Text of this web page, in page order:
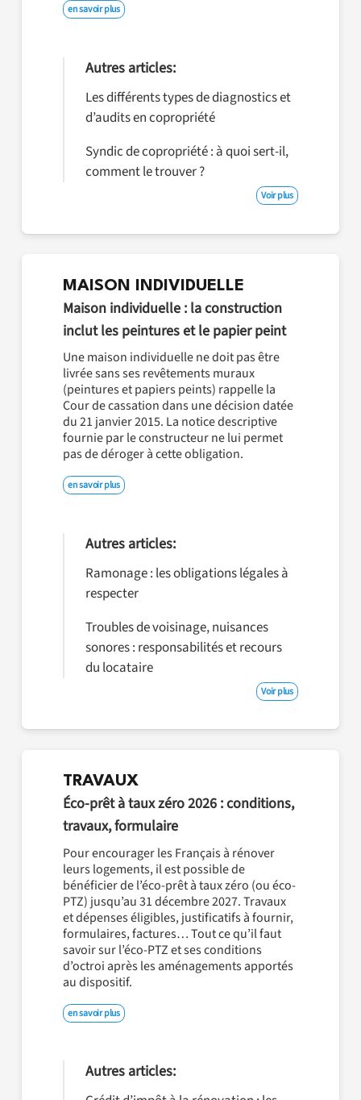
en savoir plus
Autres articles:
Les différents types de diagnostics et
d’audits en copropriété
Syndic de copropriété : à quoi sert-il,
comment le trouver ?
Voir plus
MAISON INDIVIDUELLE
Maison individuelle : la construction
inclut les peintures et le papier peint
Une maison individuelle ne doit pas être
livrée sans ses revêtements muraux
(peintures et papiers peints) rappelle la
Cour de cassation dans une décision datée
du 21 janvier 2015. La notice descriptive
fournie par le constructeur ne lui permet
pas de déroger à cette obligation.
en savoir plus
Autres articles:
Ramonage : les obligations légales à
respecter
Troubles de voisinage, nuisances
sonores : responsabilités et recours
du locataire
Voir plus
TRAVAUX
Éco-prêt à taux zéro 2026 : conditions,
travaux, formulaire
Pour encourager les Français à rénover
leurs logements, il est possible de
bénéficier de l’éco-prêt à taux zéro (ou éco-
PTZ) jusqu’au 31 décembre 2027. Travaux
et dépenses éligibles, justificatifs à fournir,
formulaires, factures… Tout ce qu’il faut
savoir sur l’éco-PTZ et ses conditions
d’octroi après les aménagements apportés
au dispositif.
en savoir plus
Autres articles: